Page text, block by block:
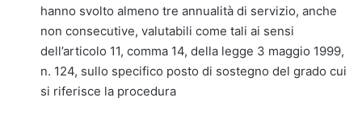
hanno svolto almeno tre annualità di servizio, anche
non consecutive, valutabili come tali ai sensi
dell’articolo 11, comma 14, della legge 3 maggio 1999,
n. 124, sullo specifico posto di sostegno del grado cui
si riferisce la procedura